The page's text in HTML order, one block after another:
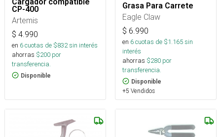
CP-400
Artemis
$ 4.990
en 6cuotas de $832sin interés
ahorras $200 por
transferencia.
Disponible
Grasa Para Carrete
Eagle Claw
$ 6.990
en 6cuotas de $1.165sin
interés
ahorras $280 por
transferencia.
Disponible
+5 Vendidos